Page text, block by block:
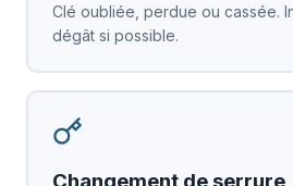
Clé oubliée, perdue ou cassée.
dégât si possible.
Changement de serrure